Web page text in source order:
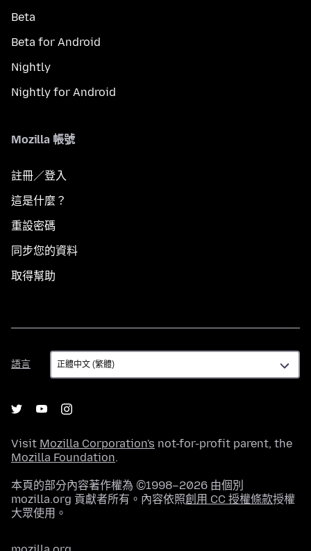
Beta
Beta for Android
Nightly
Nightly for Android
Mozilla 帳號
註冊／登入
這是什麼？
重設密碼
同步您的資料
取得幫助
語言
語
言
Visit Mozilla Corporation's not-for-profit parent, the
Mozilla Foundation.
本頁的部分內容著作權為 ©1998–2026 由個別
mozilla.org 貢獻者所有。內容依照創用 CC 授權條款授權
大眾使用。